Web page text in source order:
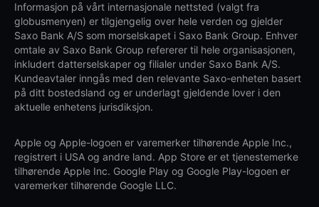
Informasjon på vårt internasjonale nettsted (valgt fra
globusmenyen) er tilgjengelig over hele verden og gjelder
Saxo Bank A/S som morselskapet i Saxo Bank Group. Enhver
omtale av Saxo Bank Group refererer til hele organisasjonen,
inkludert datterselskaper og filialer under Saxo Bank A/S.
Kundeavtaler inngås med den relevante Saxo-enheten basert
på ditt bostedsland og er underlagt gjeldende lover i den
aktuelle enhetens jurisdiksjon.
Apple og Apple-logoen er varemerker tilhørende Apple Inc.,
registrert i USA og andre land. App Store er et tjenestemerke
tilhørende Apple Inc. Google Play og Google Play-logoen er
varemerker tilhørende Google LLC.